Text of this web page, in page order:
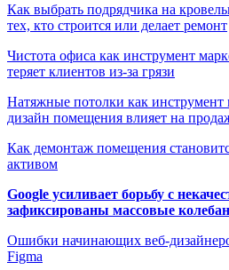
Как выбрать подрядчика на
тех, кто строится или делает ремонт
Чистота офиса как инструмент
теряет клиентов из-за грязи
Натяжные потолки как инструмент
дизайн помещения влияет на
Как демонтаж помещения
активом
Google усиливает борьбу с
зафиксированы массовые
Ошибки начинающих веб-
Figma